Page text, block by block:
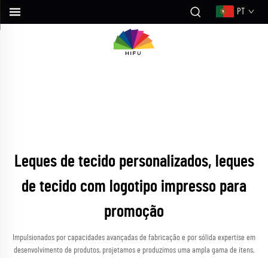
PT
Leques de tecido personalizados, leques
de tecido com logotipo impresso para
promoção
Impulsionados por capacidades avançadas de fabricação e por sólida expertise em
desenvolvimento de produtos, projetamos e produzimos uma ampla gama de itens,